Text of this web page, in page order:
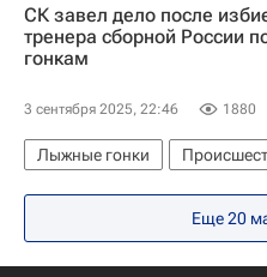
СК завел дело после
тренера сборной России
гонкам
3 сентября 2025, 22:46 1880
Лыжные гонки
Свердловская область
Иван Алыпов
Еще 20